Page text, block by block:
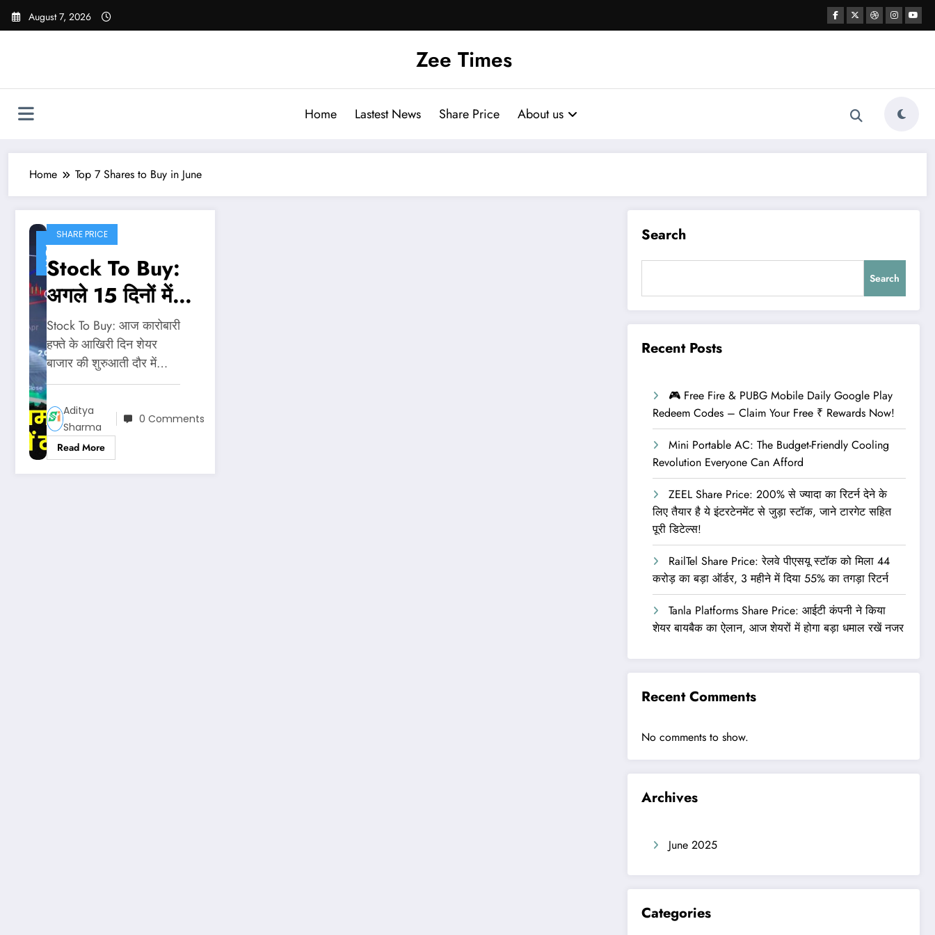
Skip
August 7, 2026
Zee Times
Home Lastest News Share Price About us
Home Top 7 Shares to Buy in June
June
6,
2025
SHARE PRICE
Stock To Buy:
अगले 15 दिनों में
मालामाल कर देंगे ये
7 स्टॉक, मिलेगा
तगड़ा रिटर्न, जानें
टारगेट सहित पूरी
डिटेल्स!
Stock To Buy: आज कारोबारी
हफ्ते के आखिरी दिन शेयर
बाजार की शुरुआती दौर में…
Aditya
Sharma
0 Comments
Read More
Search
Search
Recent Posts
🎮 Free Fire & PUBG Mobile Daily Google Play
Redeem Codes – Claim Your Free ₹ Rewards Now!
Mini Portable AC: The Budget-Friendly Cooling
Revolution Everyone Can Afford
ZEEL Share Price: 200% से ज्यादा का रिटर्न देने के
लिए तैयार है ये इंटरटेनमेंट से जुड़ा स्टॉक, जाने टारगेट सहित
पूरी डिटेल्स!
RailTel Share Price: रेलवे पीएसयू स्टॉक को मिला 44
करोड़ का बड़ा ऑर्डर, 3 महीने में दिया 55% का तगड़ा रिटर्न
Tanla Platforms Share Price: आईटी कंपनी ने किया
शेयर बायबैक का ऐलान, आज शेयरों में होगा बड़ा धमाल रखें नजर
Recent Comments
No comments to show.
Archives
June 2025
Categories